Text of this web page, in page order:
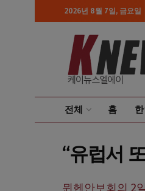
2026년 8월 7일, 금요일
전체 홈
“유럽서
뮌헨안보회의 2